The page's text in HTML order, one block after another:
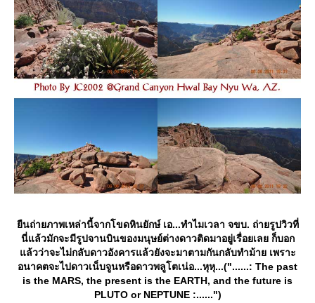
ืนถ่ายภาพเหล่านี้จากโขดหินยักษ์ เอ...ทำไมเวลา จขบ. ถ่ายรูปวิวที่
นี่แล้วมักจะมีรูปจานบินของมนุษย์ต่างดาวติดมาอยู่เรื่อยเลย ก็บอก
ล้วว่าจะไม่กลับดาวอังคารแล้วยังจะมาตามกันกลับทำม้าย เพราะ
อนาคตจะไปดาวเน็บจูนหรือดาวพลูโตเน่อ...หุหุ...("......: The past
is the MARS, the present is the EARTH, and the future is
PLUTO or NEPTUNE :......")